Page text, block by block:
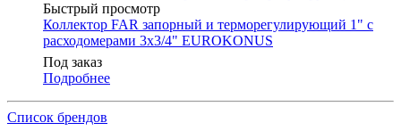
Быстрый просмотр
Коллектор FAR запорный и терморегулирующий 1" с
расходомерами 3х3/4" EUROKONUS
Под заказ
Подробнее
Список брендов